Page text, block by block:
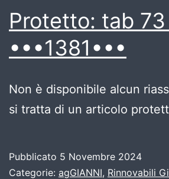
Protetto: tab
•••1381•••
Non è disponibile alcun
si tratta di un articolo
Pubblicato 5 Novembre 2024
Categorie: agGIANNI, Rinnovabili